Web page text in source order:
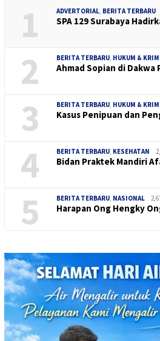
1 ADVERTORIAL, BERITA TERBARU
SPA 129 Surabaya
2 BERITA TERBARU, HUKUM &
Ahmad Sopian di
3 BERITA TERBARU, HUKUM &
Kasus Penipuan dan
4 BERITA TERBARU, KESEHATAN
Bidan Praktek Mandiri
5 BERITA TERBARU, NASIONAL
Harapan Ong Hengky